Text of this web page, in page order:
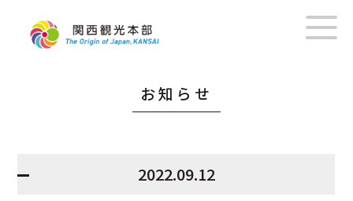
お知らせ
2022.09.12